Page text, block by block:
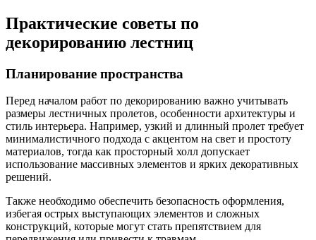
Практические советы по
декорированию лестниц
Планирование пространства
Перед началом работ по декорированию важно учитывать
размеры лестничных пролетов, особенности архитектуры и
стиль интерьера. Например, узкий и длинный пролет требует
минималистичного подхода с акцентом на свет и простоту
материалов, тогда как просторный холл допускает
использование массивных элементов и ярких декоративных
решений.
Также необходимо обеспечить безопасность оформления,
избегая острых выступающих элементов и сложных
конструкций, которые могут стать препятствием для